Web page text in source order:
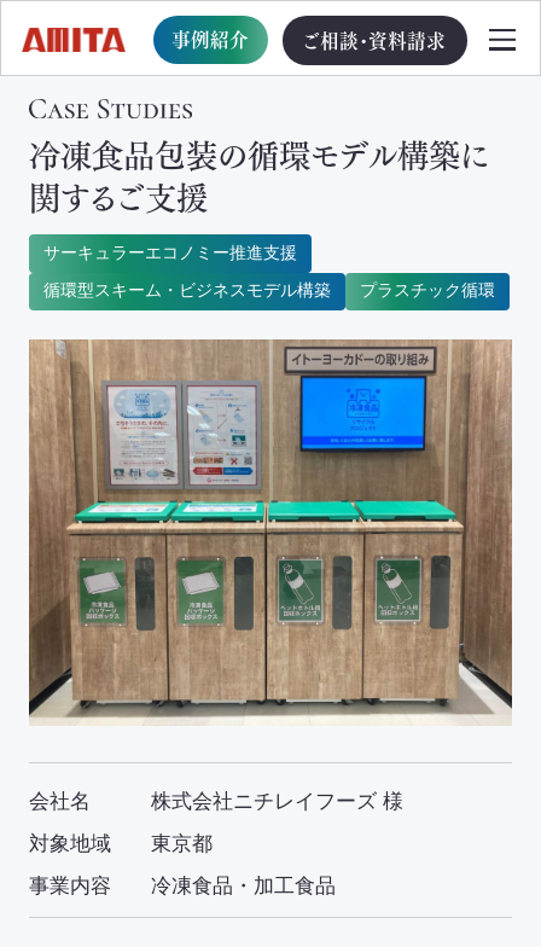
事例紹介 ご相談・資料請求
TOP
サービス一覧
サステナブル経営への移行支援
TOP
循環型事業創出プログラム
ビジョン・戦略・計画策定支援
イニシアチブ対応/情報開示支援
サーキュラーエコノミー
カーボンニュートラル
ネイチャーポジティブ
循環資源（サーキュラーマテリアル）製造
TOP
冷凍食品包装の循環モデル構築に
関するご支援
サーキュラーエコノミー推進支援
循環型スキーム・ビジネスモデル構築
プラスチック循環
会社名
株式会社ニチレイフーズ 様
対象地域
東京都
事業内容
冷凍食品・加工食品